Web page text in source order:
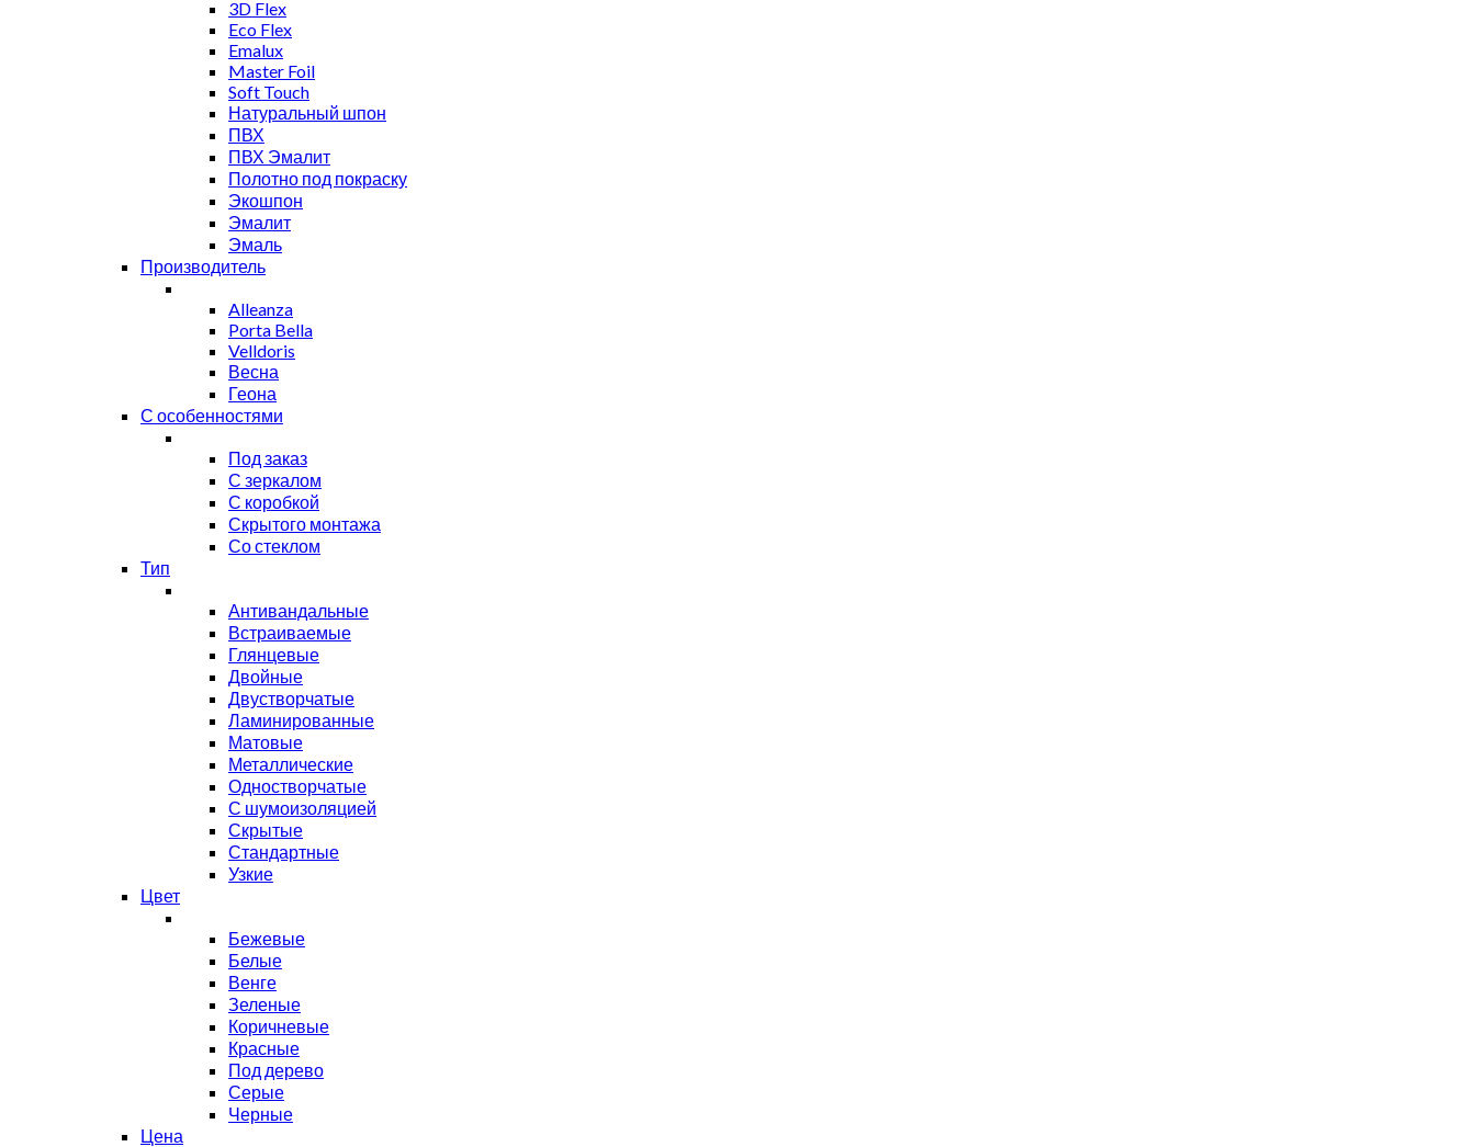
3D Flex
Eco Flex
Emalux
Master Foil
Soft Touch
Натуральный шпон
ПВХ
ПВХ Эмалит
Полотно под покраску
Экошпон
Эмалит
Эмаль
Производитель
Alleanza
Porta Bella
Velldoris
Весна
Геона
С особенностями
Под заказ
С зеркалом
С коробкой
Скрытого монтажа
Со стеклом
Тип
Антивандальные
Встраиваемые
Глянцевые
Двойные
Двустворчатые
Ламинированные
Матовые
Металлические
Одностворчатые
С шумоизоляцией
Скрытые
Стандартные
Узкие
Цвет
Бежевые
Белые
Венге
Зеленые
Коричневые
Красные
Под дерево
Серые
Черные
Цена